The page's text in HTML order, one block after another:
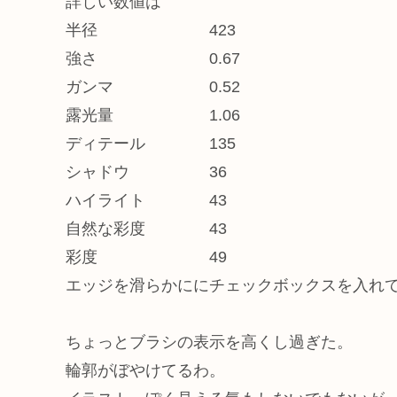
半径 423
強さ 0.67
ガンマ 0.52
露光量 1.06
ディテール 135
シャドウ 36
ハイライト 43
自然な彩度 43
彩度 49
エッジを滑らかににチェックボックスを入れ
ちょっとブラシの表示を高くし過ぎた。
輪郭がぼやけてるわ。